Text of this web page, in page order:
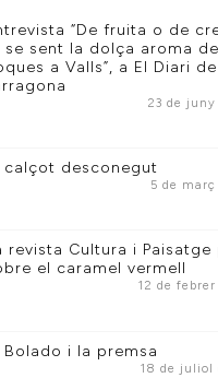
“De fruita o de
se sent la dolça aroma
a Valls”, a El Diari de
23 de juny
calçot desconegut
5 de març
revista Cultura i Paisatge
el caramel vermell
12 de febrer
Bolado i la premsa
18 de juliol